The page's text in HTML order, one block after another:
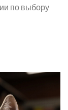
по выбору